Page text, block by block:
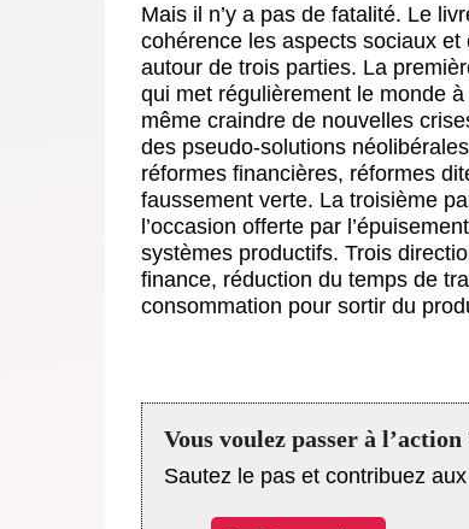
Mais il n’y a pas de fatalité. Le
cohérence les aspects sociaux
autour de trois parties. La
qui met régulièrement le monde
même craindre de nouvelles
des pseudo-solutions
réformes financières, réformes
faussement verte. La troisième
l’occasion offerte par
systèmes productifs. Trois
finance, réduction du temps de
consommation pour sortir du
Vous voulez passer à l’action
Sautez le pas et contribuez